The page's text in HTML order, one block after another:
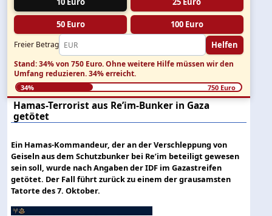
50 Euro 100 Euro
Freier Betrag Helfen
Stand: 34% von 750 Euro.Ohne weitere Hilfe müssen wir den
Umfang reduzieren.34% erreicht.
34% 750 Euro
Hamas-Terrorist aus Re’im-Bunker in Gaza
getötet
Ein Hamas-Kommandeur, der an der Verschleppung von
Geiseln aus dem Schutzbunker bei Re’im beteiligt gewesen
sein soll, wurde nach Angaben der IDF im Gazastreifen
getötet. Der Fall führt zurück zu einem der grausamsten
Tatorte des 7. Oktober.